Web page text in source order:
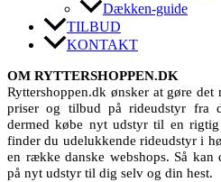
Dækken-guide
TILBUD
KONTAKT
OM RYTTERSHOPPEN.DK
Ryttershoppen.dk ønsker at gøre det
priser og tilbud på rideudstyr fra
dermed købe nyt udstyr til en
finder du udelukkende rideudstyr i
en række danske webshops. Så
på nyt udstyr til dig selv og din hest.